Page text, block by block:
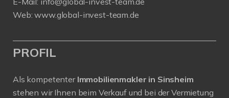
Web:www.global-invest-team.de
PROFIL
Als kompetenter Immobilienmakler in Sinsheim
stehen wir Ihnen beim Verkauf und bei der Vermietung